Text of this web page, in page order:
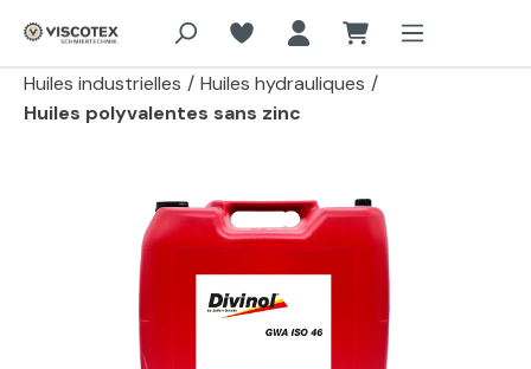
Aller au contenu principal
Huiles industrielles / Huiles hydrauliques /
Huiles polyvalentes sans zinc